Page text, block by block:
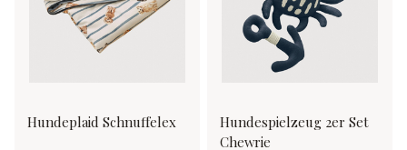
Hundeplaid Schnuffelex
Hundespielzeug 2er Set
Chewrie